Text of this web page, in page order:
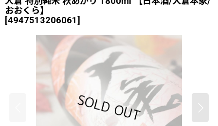
おおくら】
[4947513206061]